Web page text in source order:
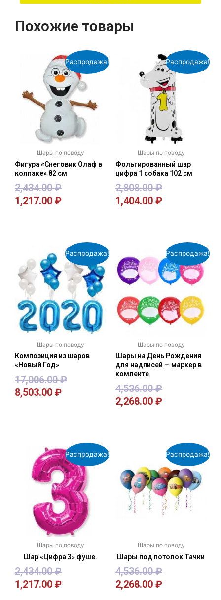
Похожие товары
Распродажа!
Шары по поводу
Фигура «Снеговик Олаф в
колпаке» 82 см
2,434.00₽
1,217.00 ₽
Распродажа!
Шары по поводу
Фольгированный шар
цифра 1 собака 102 см
2,808.00₽
1,404.00 ₽
Распродажа!
Шары по поводу
Композиция из шаров
«Новый Год»
17,006.00₽
8,503.00 ₽
Распродажа!
Шары по поводу
Шары на День Рождения
для надписей — маркер в
комлекте
4,536.00₽
2,268.00 ₽
Распродажа!
Шары по поводу
Шар «Цифра 3» фуше.
2,434.00₽
1,217.00 ₽
Распродажа!
Шары по поводу
Шары под потолок Тачки
4,536.00₽
2,268.00 ₽